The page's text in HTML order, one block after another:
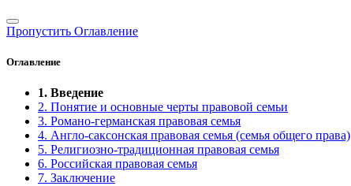
Пропустить Оглавление
Оглавление
1. Введение
2. Понятие и основные черты правовой семьи
3. Романо-германская правовая семья
4. Англо-саксонская правовая семья (семья общего права)
5. Религиозно-традиционная правовая семья
6. Российская правовая семья
7. Заключение